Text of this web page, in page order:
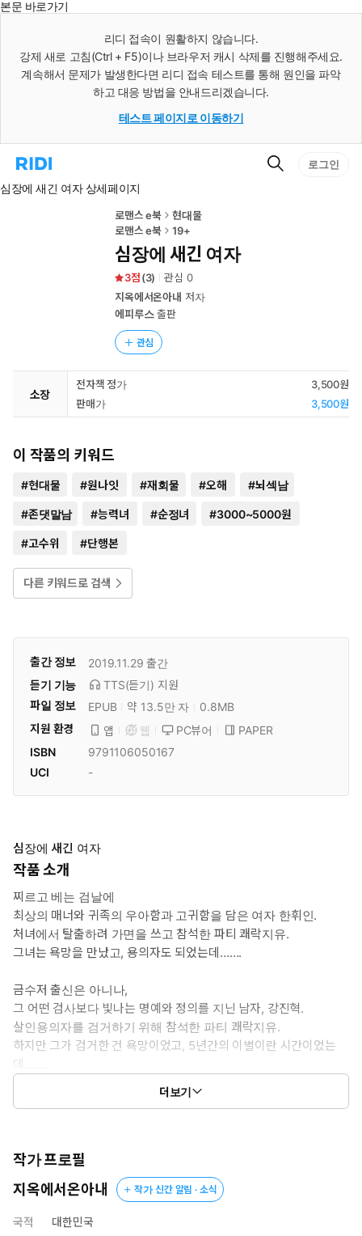
본문 바로가기
리디 접속이 원활하지 않습니다.
강제 새로 고침(Ctrl + F5)이나 브라우저 캐시 삭제를 진행해주세요.
계속해서 문제가 발생한다면 리디 접속 테스트를 통해 원인을 파악
하고 대응 방법을 안내드리겠습니다.
테스트 페이지로 이동하기
리
홈
검
로그인
심장에 새긴 여자 상세페이지
로맨스 e북
현대물
로맨스 e북
19+
심장에 새긴 여자
3 (3) 관심 0
지옥에서온아내 저자
에피루스출판
관심
소장
전자책 정가
3,500원
판매가
3,500원
이 작품의 키워드
#현대물 #원나잇 #재회물 #오해 #뇌섹남
#존댓말남 #능력녀 #순정녀 #3000~5000원
#고수위 #단행본
다른 키워드로 검색
출간 정보 2019.11.29 출간
듣기 기능
TTS(듣기) 지원
파일 정보
EPUB 약 13.5만 자
0.8MB
지원 환경
앱 웹 PC뷰어
PAPER
ISBN
9791106050167
UCI
-
심장에 새긴 여자
작품 소개
찌르고 베는 검날에
최상의 매너와 귀족의 우아함과 고귀함을 담은 여자 한휘인.
처녀에서 탈출하려 가면을 쓰고 참석한 파티 쾌락지유.
그녀는 욕망을 만났고, 용의자도 되었는데…….
금수저 출신은 아니나,
그 어떤 검사보다 빛나는 명예와 정의를 지닌 남자, 강진혁.
살인용의자를 검거하기 위해 참석한 파티 쾌락지유.
하지만 그가 검거한 건 욕망이었고, 5년간의 이별이란 시간이었는
데…….
어가게 해 줘. 지금 당장. 더는 못 참겠어. 제발…….”
그녀가 만들어 내는 마법은 그를 산산조각 내었다. 그는 애원하지
않으려고 입술을 깨물며 그녀의 머리카락을 움켜쥐었지만 소용없었
다. 결국, 남자답지 못하게 애원했고 그녀의 자비를 구했다. 그녀에
게 갇히고 싶었다, 영원히. 빠져나올 수 없도록 단단히 그를 옭아매
더보기
작가 프로필
지옥에서온아내
작가 신간 알림 · 소식
국적
대한민국